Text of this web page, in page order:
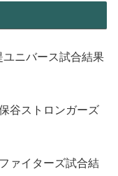
ニバース試合結果
谷ストロンガーズ
ァイターズ試合結